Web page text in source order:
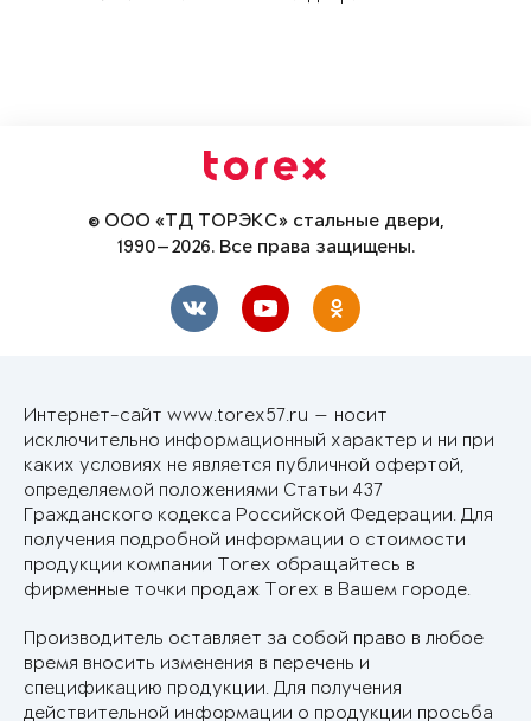
© ООО «ТД ТОРЭКС» стальные двери,
1990—2026. Все права защищены.
Интернет-сайт www.torex57.ru — носит
исключительно информационный характер и ни при
каких условиях не является публичной офертой,
определяемой положениями Статьи 437
Гражданского кодекса Российской Федерации. Для
получения подробной информации о стоимости
продукции компании Torex обращайтесь в
фирменные точки продаж Torex в Вашем городе.
Производитель оставляет за собой право в любое
время вносить изменения в перечень и
спецификацию продукции. Для получения
действительной информации о продукции просьба